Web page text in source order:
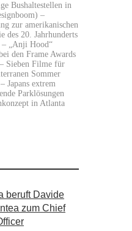
Bushaltestellen in
–
zur amerikanischen
des 20. Jahrhunderts
„Anji Hood“
den Frame Awards
Sieben Filme für
Sommer
Japans extrem
Parklösungen
in Atlanta
beruft Davide
zum Chief